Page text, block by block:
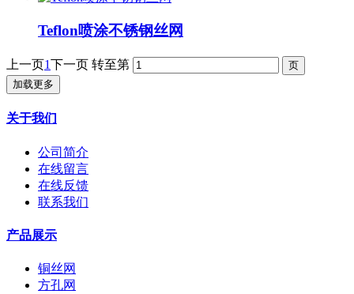
​Teflon喷涂不锈钢丝网
上一页1下一页 转至第
加载更多
关于我们
公司简介
在线留言
在线反馈
联系我们
产品展示
铜丝网
方孔网